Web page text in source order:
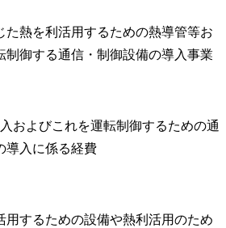
た熱を利活用するための熱導管等お
制御する通信・制御設備の導入事業
およびこれを運転制御するための通
導入に係る経費
用するための設備や熱利活用のため